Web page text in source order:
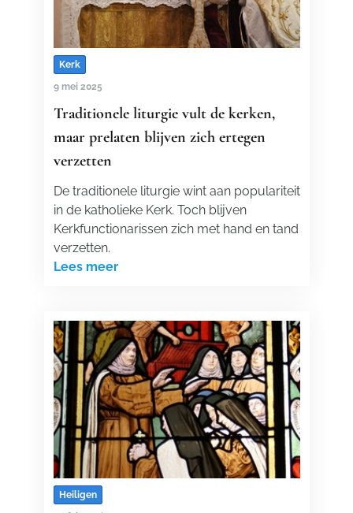
Kerk
9 mei 2025
Traditionele liturgie vult de kerken,
maar prelaten blijven zich ertegen
verzetten
De traditionele liturgie wint aan populariteit
in de katholieke Kerk. Toch blijven
Kerkfunctionarissen zich met hand en tand
verzetten.
Lees meer
Heiligen